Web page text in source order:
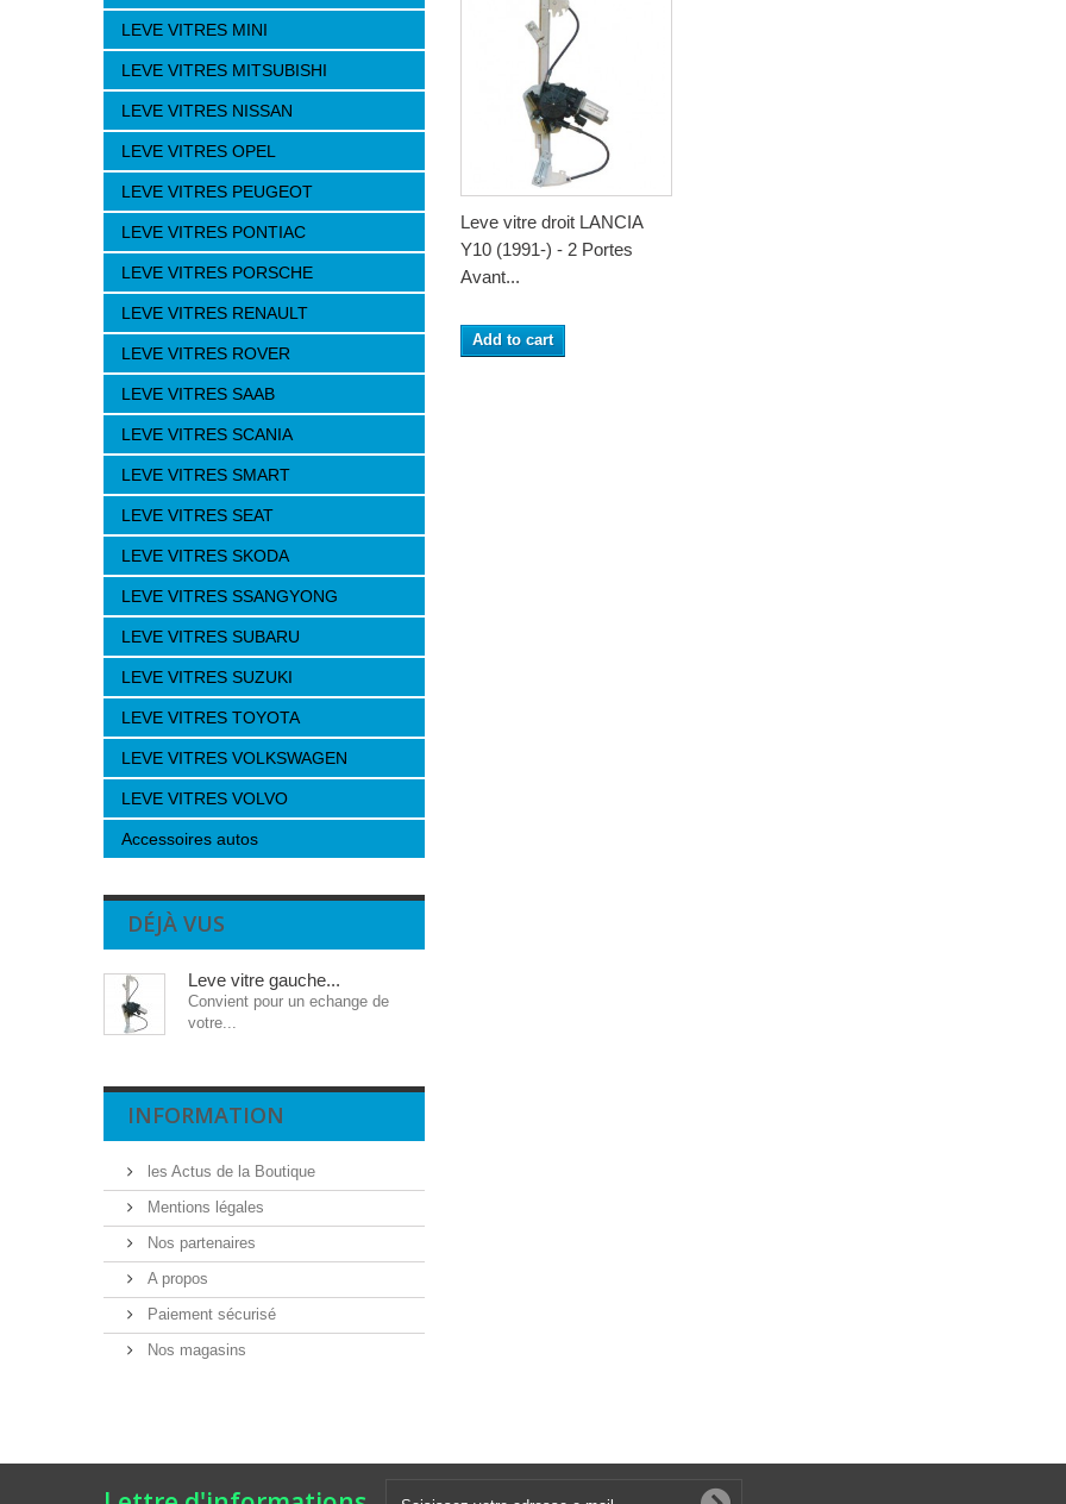
LEVE VITRES MINI
LEVE VITRES MITSUBISHI
LEVE VITRES NISSAN
LEVE VITRES OPEL
LEVE VITRES PEUGEOT
LEVE VITRES PONTIAC
LEVE VITRES PORSCHE
LEVE VITRES RENAULT
LEVE VITRES ROVER
LEVE VITRES SAAB
LEVE VITRES SCANIA
LEVE VITRES SMART
LEVE VITRES SEAT
LEVE VITRES SKODA
LEVE VITRES SSANGYONG
LEVE VITRES SUBARU
LEVE VITRES SUZUKI
LEVE VITRES TOYOTA
LEVE VITRES VOLKSWAGEN
LEVE VITRES VOLVO
Accessoires autos
DÉJÀ VUS
Leve vitre gauche...
Convient pour un echange de
votre...
INFORMATION
les Actus de la Boutique
Mentions légales
Nos partenaires
A propos
Paiement sécurisé
Nos magasins
Leve vitre droit LANCIA
Y10 (1991-) - 2 Portes
Avant...
Add to cart